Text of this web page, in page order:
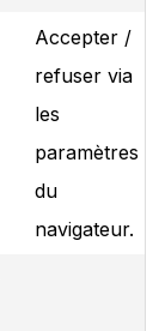
Accepter /
refuser via
les
paramètres
du
navigateur.